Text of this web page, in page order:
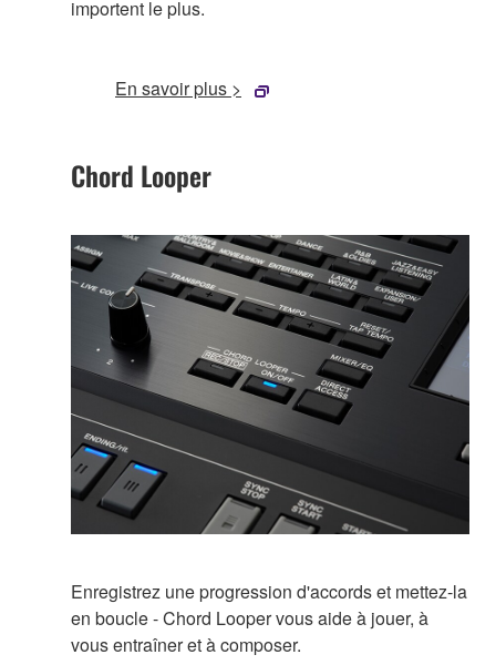
importent le plus.
En savoir plus >
Chord Looper
Enregistrez une progression d'accords et mettez-la
en boucle - Chord Looper vous aide à jouer, à
vous entraîner et à composer.